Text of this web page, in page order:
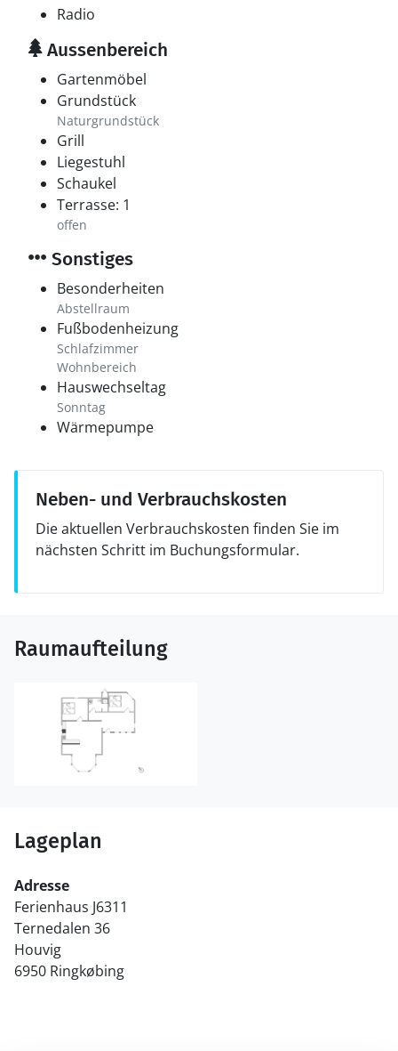
Radio
Aussenbereich
Gartenmöbel
Grundstück
Naturgrundstück
Grill
Liegestuhl
Schaukel
Terrasse: 1
offen
Sonstiges
Besonderheiten
Abstellraum
Fußbodenheizung
Schlafzimmer
Wohnbereich
Hauswechseltag
Sonntag
Wärmepumpe
Neben- und Verbrauchskosten
Die aktuellen Verbrauchskosten finden Sie im
nächsten Schritt im Buchungsformular.
Raumaufteilung
Lageplan
Adresse
Ferienhaus J6311
Ternedalen 36
Houvig
6950 Ringkøbing